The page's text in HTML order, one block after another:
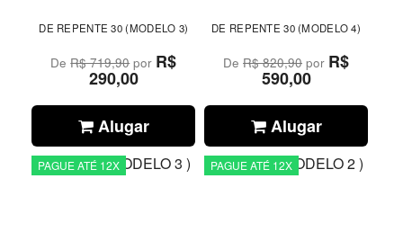
DE REPENTE 30 (MODELO 3)
DeR$ 719,90por R$
290,00
Alugar
DE REPENTE 30 (MODELO 4)
DeR$ 820,90 por R$
590,00
Alugar
PAGUE ATÉ 12X PAGUE ATÉ 12X